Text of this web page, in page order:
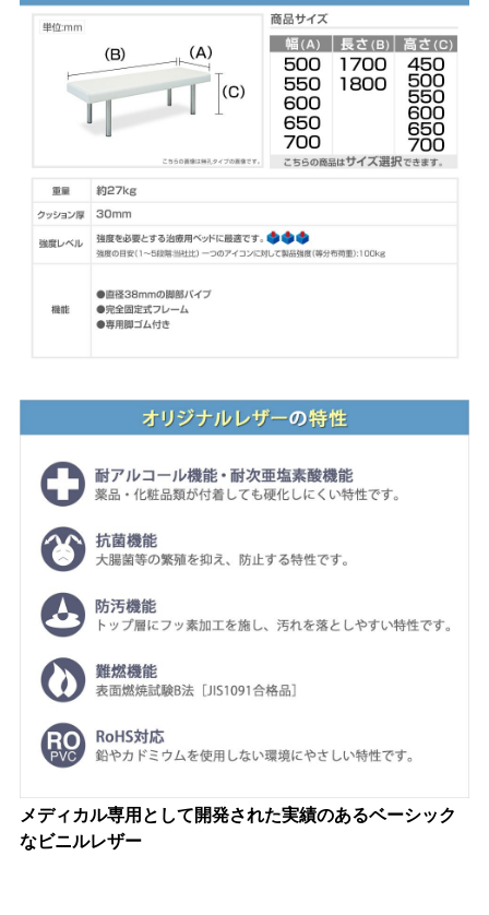
メディカル専用として開発された実績のあるベーシック
なビニルレザー